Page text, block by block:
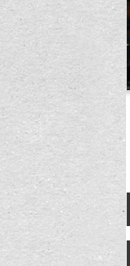
بالفيديو…
استراتيجية
انتقلت